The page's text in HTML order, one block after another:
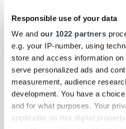
Responsible use of your data
We and our 1022 partners
e.g. your IP-number, using
store and access information
serve personalized ads and
measurement, audience
development. You have a
and for what purposes. Your
applicable on this digital